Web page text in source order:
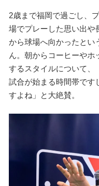
2歳まで福岡で過ごし、
場でプレーした思い出や
から球場へ向かったとい
ん。朝からコーヒーや
するスタイルについて、
試合が始まる時間帯です
すよね」と大絶賛。